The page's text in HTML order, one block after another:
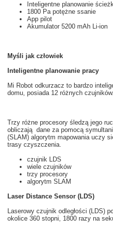
Inteligentne planowanie
1800 Pa potężne ssanie
App pilot
Akumulator 5200 mAh Li-ion
Myśli jak człowiek
Inteligentne planowanie pracy
Mi Robot odkurzacz to bardzo
domu, posiada 12 różnych czujników.
Trzy różne procesory śledzą jego
obliczają dane za pomocą
(SLAM) algorytm mapowaniauczy
trasy czyszczenia.
czujnik LDS
wiele czujników
trzy procesory
algorytm SLAM
Laser Distance Sensor (LDS)
Laserowy czujnik odległości (LDS)
okolice 360 stopni, 1800 razy na